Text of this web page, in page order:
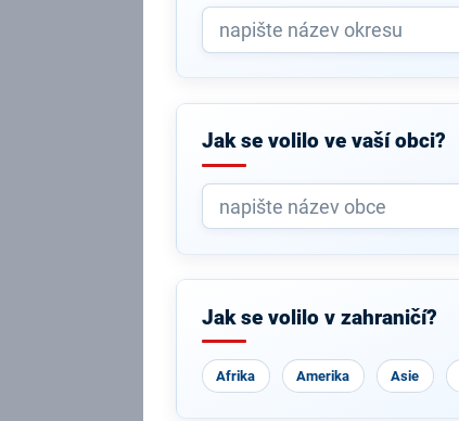
Jak se volilo ve vaší obci?
Jak se volilo v zahraničí?
Afrika Amerika Asie